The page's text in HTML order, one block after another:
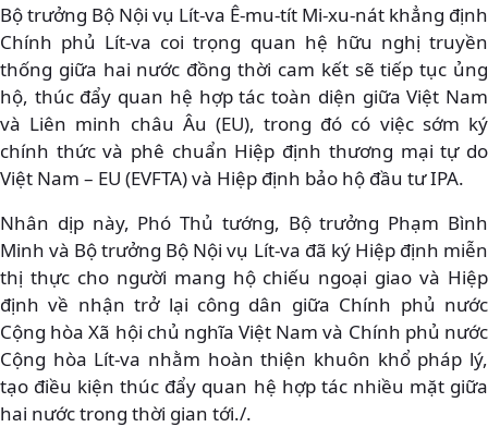
Bộ trưởng Bộ Nội vụ Lít-va Ê-mu-tít Mi-xu-nát khẳng định
Chính phủ Lít-va coi trọng quan hệ hữu nghị truyền
thống giữa hai nước đồng thời cam kết sẽ tiếp tục ủng
hộ, thúc đẩy quan hệ hợp tác toàn diện giữa Việt Nam
và Liên minh châu Âu (EU), trong đó có việc sớm ký
chính thức và phê chuẩn Hiệp định thương mại tự do
Việt Nam – EU (EVFTA) và Hiệp định bảo hộ đầu tư IPA.
Nhân dịp này, Phó Thủ tướng, Bộ trưởng Phạm Bình
Minh và Bộ trưởng Bộ Nội vụ Lít-va đã ký Hiệp định miễn
thị thực cho người mang hộ chiếu ngoại giao và Hiệp
định về nhận trở lại công dân giữa Chính phủ nước
Cộng hòa Xã hội chủ nghĩa Việt Nam và Chính phủ nước
Cộng hòa Lít-va nhằm hoàn thiện khuôn khổ pháp lý,
tạo điều kiện thúc đẩy quan hệ hợp tác nhiều mặt giữa
hai nước trong thời gian tới./.